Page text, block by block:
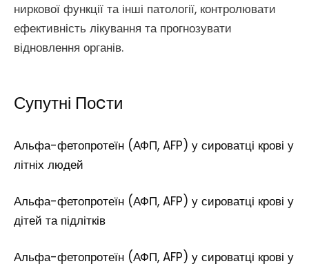
ниркової функції та інші патології, контролювати
ефективність лікування та прогнозувати
відновлення органів.
Супутні Поcти
Альфа-фетопротеїн (АФП, AFP) у сироватці крові у
літніх людей
Альфа-фетопротеїн (АФП, AFP) у сироватці крові у
дітей та підлітків
Альфа-фетопротеїн (АФП, AFP) у сироватці крові у